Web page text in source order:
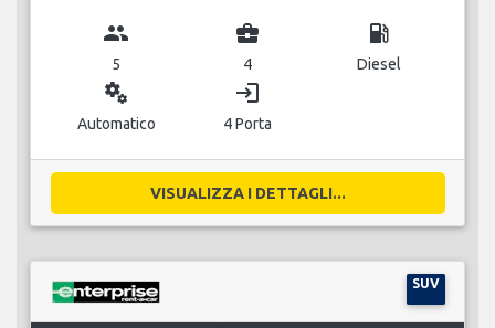
group
5
business_center
4
local_gas_station
Diesel
miscellaneous_services
Automatico
login
4 Porta
VISUALIZZA I DETTAGLI...
SUV